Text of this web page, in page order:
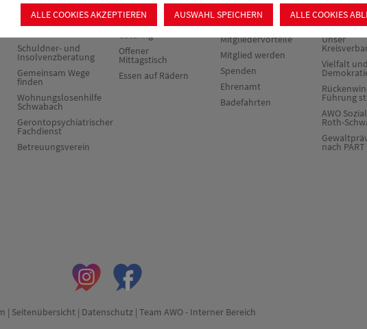
Sozialpsychiatrischer
Schuldner- und
Insolvenzberatung
Gemeinsam Wege
finden
Wohnungslosenhilfe
Schwabach
Gerontopsychiatrischer
Fachdienst
Betreuungsverein
Catering
Offener
Mittagstisch
Essen auf Rädern
Ortsvereine
Mitgliedervorteile
Mitglied werden
Spenden
Ehrenamt
Badefahrten
Vision
Unser
Vielfalt und
Führung
AWO
Roth-
nach PART
| Seitenübersicht| Datenschutz| Team AWO - Interner Bereich
ALLE COOKIES
AUSWAHL SPEICHERN
ALLE COOKIES AKZEPTIEREN